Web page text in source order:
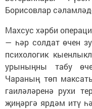
Борисовлар
Махсус хәрби
— һәр солдат өчен
психологик
урыныңны табу
Чараның төп
гаиләләренә рухи
җиңәргә ярдәм итү